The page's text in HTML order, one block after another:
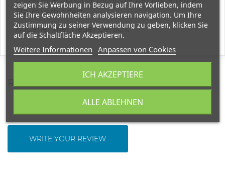
Staub verhindert.
Angenehmer neuer Geruch.
REVIEWS
WRITE YOUR REVIEW
zeigen Sie Werbung in Bezug auf Ihre Vorlieben, indem
Sie Ihre Gewohnheiten analysieren navigation. Um Ihre
Zustimmung zu seiner Verwendung zu geben, klicken Sie
auf die Schaltfläche Akzeptieren.
Weitere Informationen Anpassen von Cookies
ALLE ABLEHNEN
ICH AKZEPTIERE